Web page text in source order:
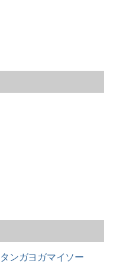
ンガヨガマイソー